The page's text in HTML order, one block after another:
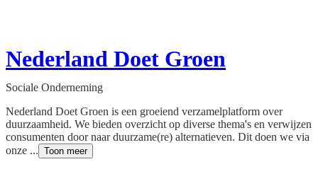
Nederland Doet Groen
Sociale Onderneming
Nederland Doet Groen is een groeiend verzamelplatform over
duurzaamheid. We bieden overzicht op diverse thema's en verwijzen
consumenten door naar duurzame(re) alternatieven. Dit doen we via
onze ... Toon meer